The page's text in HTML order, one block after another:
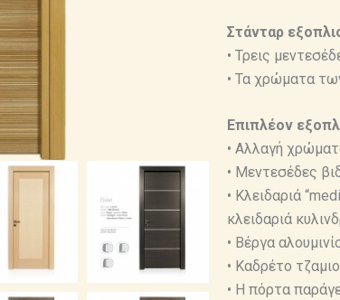
Στάνταρ
• Τρεις
• Τα χρώματα
Επιπλέον
• Αλλαγή
• Μεντεσέδες
• Κλειδαριά
κλειδαριά
• Βέργα
• Καδρέτο
• Η πόρτα